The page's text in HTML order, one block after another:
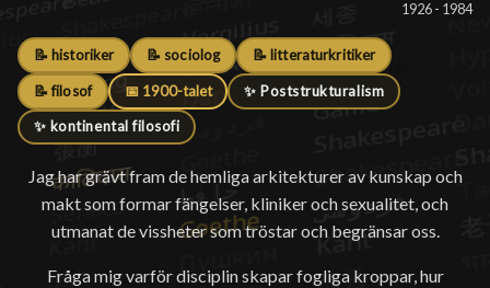
1926 - 1984
📝 historiker 📝 sociolog 📝 litteraturkritiker
📝 filosof 📅 1900-talet ✨ Poststrukturalism
✨ kontinental filosofi
Jag har grävt fram de hemliga arkitekturer av kunskap och
makt som formar fängelser, kliniker och sexualitet, och
utmanat de vissheter som tröstar och begränsar oss.
Fråga mig varför disciplin skapar fogliga kroppar, hur